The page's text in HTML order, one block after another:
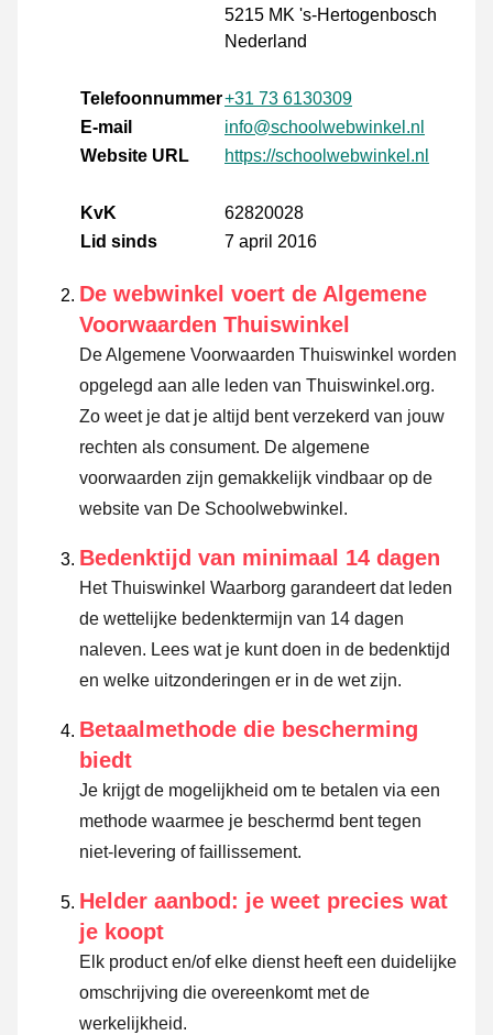
5215 MK 's-Hertogenbosch
Nederland
Telefoonnummer+31 73 6130309
E-mail
info@schoolwebwinkel.nl
Website URL
https://schoolwebwinkel.nl
KvK
62820028
Lid sinds
7 april 2016
De webwinkel voert de Algemene
Voorwaarden Thuiswinkel
De Algemene Voorwaarden Thuiswinkel worden
opgelegd aan alle leden van Thuiswinkel.org.
Zo weet je dat je altijd bent verzekerd van jouw
rechten als consument. De algemene
voorwaarden zijn gemakkelijk vindbaar op de
website van De Schoolwebwinkel.
Bedenktijd van minimaal 14 dagen
Het Thuiswinkel Waarborg garandeert dat leden
de wettelijke bedenktermijn van 14 dagen
naleven. Lees wat je kunt doen in de bedenktijd
en welke uitzonderingen er in de wet zijn.
Betaalmethode die bescherming
biedt
Je krijgt de mogelijkheid om te betalen via een
methode waarmee je beschermd bent tegen
niet-levering of faillissement.
Helder aanbod: je weet precies wat
je koopt
Elk product en/of elke dienst heeft een duidelijke
omschrijving die overeenkomt met de
werkelijkheid.